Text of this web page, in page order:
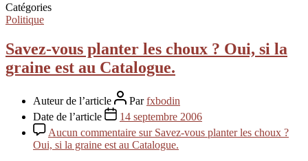
Catégories
Politique
Savez-vous planter les choux ? Oui, si la
graine est au Catalogue.
Auteur de l’article Parfxbodin
Date de l’article
14 septembre 2006
Aucun commentaire sur Savez-vous planter les choux ?
Oui, si la graine est au Catalogue.